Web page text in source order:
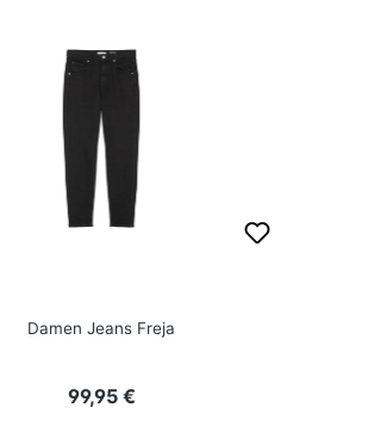
Damen Jeans Freja
Regulärer Preis:
99,95 €